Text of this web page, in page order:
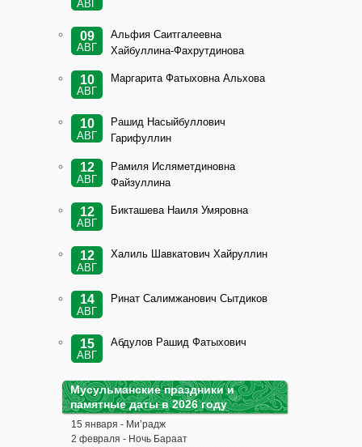
АВГ
09
АВГ
Альфия Саитгалеевна
Хайбуллина-Фахрутдинова
10
АВГ
Маргарита Фатыховна Альхова
10
АВГ
Рашид Насыйбуллович
Гарифуллин
12
АВГ
Рамиля Исляметдиновна
Файзуллина
12
АВГ
Бикташева Наиля Умяровна
12
АВГ
Халиль Шавкатович Хайруллин
14
АВГ
Ринат Салимжанович Сытдиков
15
АВГ
Абдулов Рашид Фатыхович
Мусульманские праздники и
памятные даты в 2026 году
15 января - Ми’радж
2 февраля - Ночь Бараат